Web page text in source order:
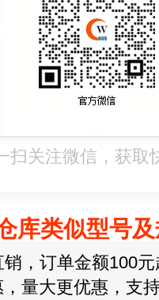
扫关注微信，获取
库类似型号
，订单金额100元
量大更优惠，支